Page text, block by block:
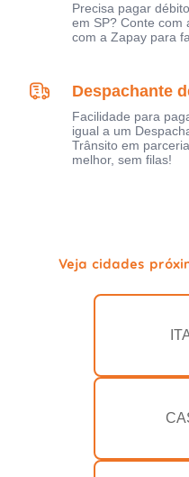
Precisa pagar
em SP? Conte com
com a Zapay para
Despachante
Facilidade para
igual a um
Trânsito em
melhor, sem filas!
Veja cidades